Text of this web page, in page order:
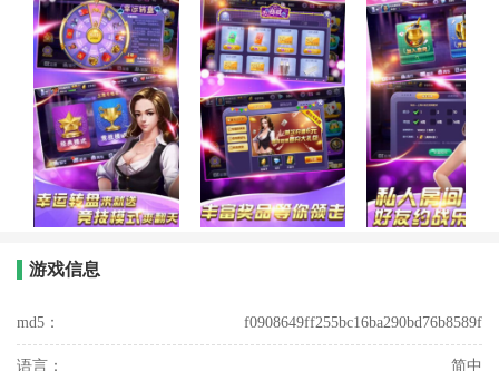
游戏信息
md5： f0908649ff255bc16ba290bd76b8589f
语言： 简中